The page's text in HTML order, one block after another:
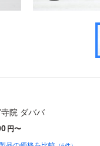
院 ダババ
円〜